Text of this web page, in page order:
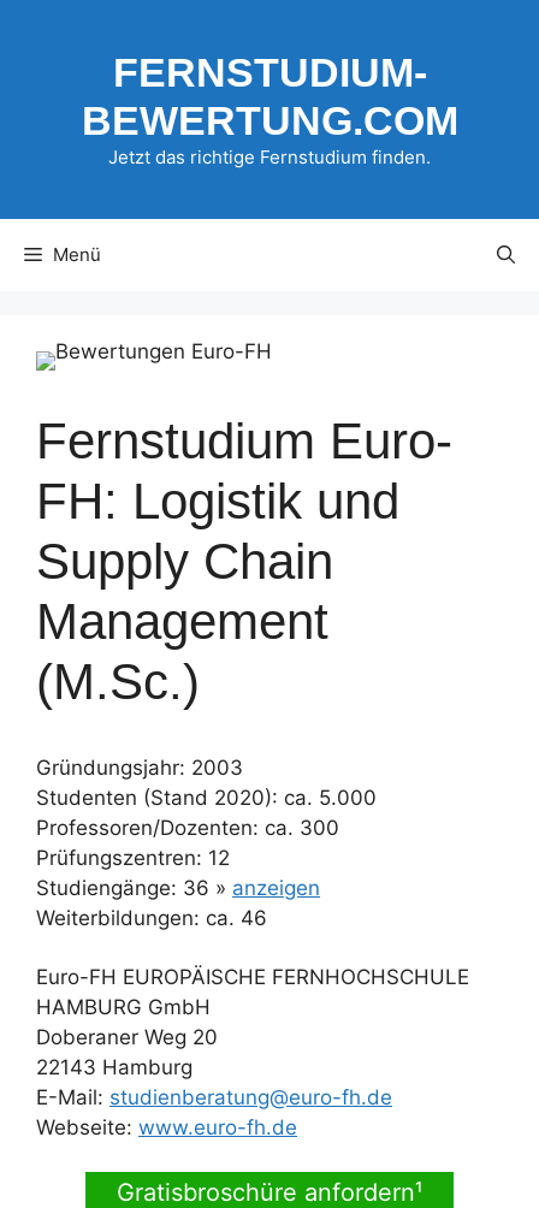
FERNSTUDIUM-
BEWERTUNG.COM
Jetzt das richtige Fernstudium finden.
Menü
Fernstudium Euro-
FH: Logistik und
Supply Chain
Management
(M.Sc.)
Gründungsjahr: 2003
Studenten (Stand 2020): ca. 5.000
Professoren/Dozenten: ca. 300
Prüfungszentren: 12
Studiengänge: 36 » anzeigen
Weiterbildungen: ca. 46
Euro-FH EUROPÄISCHE FERNHOCHSCHULE
HAMBURG GmbH
Doberaner Weg 20
22143 Hamburg
E-Mail: studienberatung@euro-fh.de
Webseite: www.euro-fh.de
Gratisbroschüre anfordern¹